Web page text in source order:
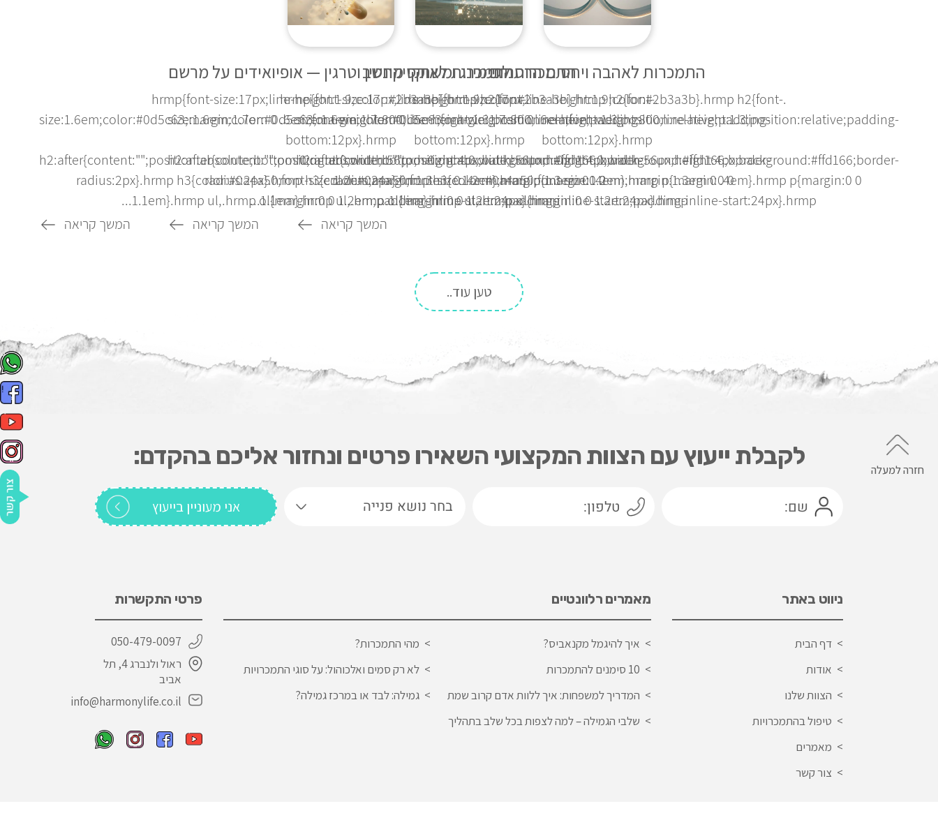
התמכרות לאהבה ויחסים הרסניים
.hrmp{font-size:17px;line-height:1.9;color:#2b3a3b}.hrmp h2{font-
size:1.6em;color:#0d5c63;margin:1.7em 0 .6em;font-weight:800;line-height:1.3;position:relative;padding-
bottom:12px}.hrmp
h2:after{content:"";position:absolute;bottom:0;right:0;width:56px;height:4px;background:#ffd166;border-
radius:2px}.hrmp h3{color:#0a4a50;font-size:1.2em;margin:1.3em 0 .4em}.hrmp p{margin:0 0
1.1em}.hrmp ul,.hrmp ol{margin:0 0 1.2em;padding-inline-start:24px}.hrmp...
המשך קריאה
התמכרות לגיימינג ומשחקי מחשב
.hrmp{font-size:17px;line-height:1.9;color:#2b3a3b}.hrmp h2{font-
size:1.6em;color:#0d5c63;margin:1.7em 0 .6em;font-weight:800;line-height:1.3;position:relative;padding-
bottom:12px}.hrmp
h2:after{content:"";position:absolute;bottom:0;right:0;width:56px;height:4px;background:#ffd166;border-
radius:2px}.hrmp h3{color:#0a4a50;font-size:1.2em;margin:1.3em 0 .4em}.hrmp p{margin:0 0
1.1em}.hrmp ul,.hrmp ol{margin:0 0 1.2em;padding-inline-start:24px}.hrmp...
המשך קריאה
התמכרות לאוקסיקונטין וטרגין — אופיואידים על מרשם
.hrmp{font-size:17px;line-height:1.9;color:#2b3a3b}.hrmp h2{font-
size:1.6em;color:#0d5c63;margin:1.7em 0 .6em;font-weight:800;line-height:1.3;position:relative;padding-
bottom:12px}.hrmp
h2:after{content:"";position:absolute;bottom:0;right:0;width:56px;height:4px;background:#ffd166;border-
radius:2px}.hrmp h3{color:#0a4a50;font-size:1.2em;margin:1.3em 0 .4em}.hrmp p{margin:0 0
1.1em}.hrmp ul,.hrmp ol{margin:0 0 1.2em;padding-inline-start:24px}.hrmp...
המשך קריאה
טען עוד..
חזרה למעלה
לקבלת ייעוץ עם הצוות המקצועי השאירו פרטים ונחזור אליכם בהקדם:
ניווט באתר
דף הבית
אודות
הצוות שלנו
טיפול בהתמכרויות
מאמרים
צור קשר
מאמרים רלוונטיים
איך להיגמל מקנאביס?
10 סימנים להתמכרות
המדריך למשפחות: איך ללוות אדם קרוב שמת
שלבי הגמילה – למה לצפות בכל שלב בתהליך
מהי התמכרות?
לא רק סמים ואלכוהול: על סוגי התמכרויות
גמילה: לבד או במרכז גמילה?
פרטי התקשרות
050-479-0097
ראול ולנברג 4, תל
אביב
info@harmonylife.co.il